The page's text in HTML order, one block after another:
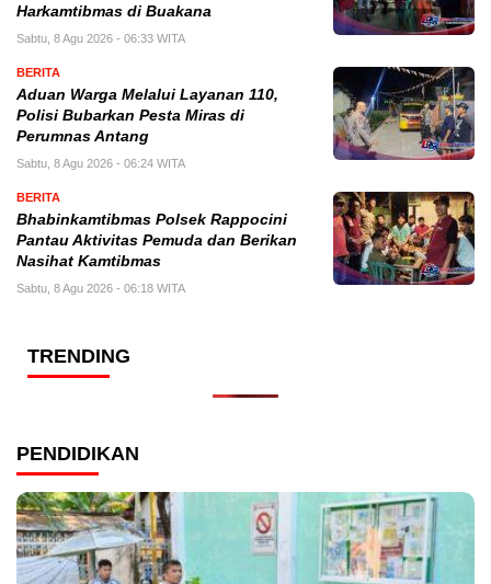
Harkamtibmas di Buakana
Sabtu, 8 Agu 2026 - 06:33 WITA
BERITA
Aduan Warga Melalui Layanan 110,
Polisi Bubarkan Pesta Miras di
Perumnas Antang
Sabtu, 8 Agu 2026 - 06:24 WITA
BERITA
Bhabinkamtibmas Polsek Rappocini
Pantau Aktivitas Pemuda dan Berikan
Nasihat Kamtibmas
Sabtu, 8 Agu 2026 - 06:18 WITA
TRENDING
PENDIDIKAN